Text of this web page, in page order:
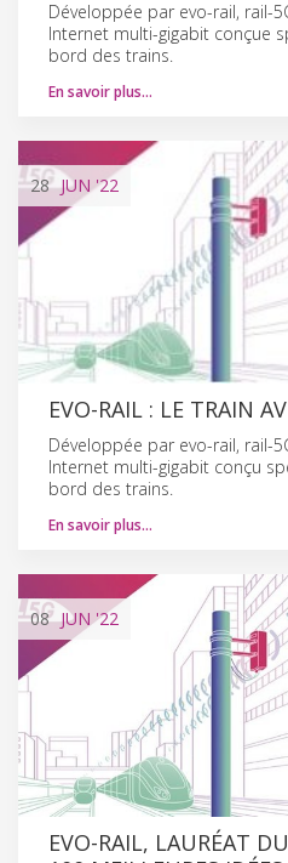
Développée par evo-rail, rail-
Internet multi-gigabit conçue
bord des trains.
En savoir plus…
28 JUN'22
EVO-RAIL : LE TRAIN
Développée par evo-rail, rail-
Internet multi-gigabit conçu
bord des trains.
En savoir plus…
08 JUN'22
EVO-RAIL, LAURÉAT